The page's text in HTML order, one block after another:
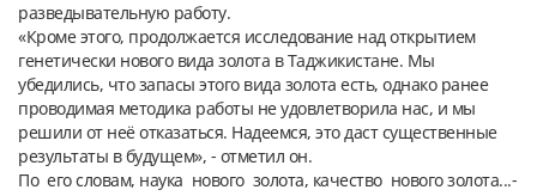
разведывательную работу.
«Кроме этого, продолжается исследование над открытием
генетически нового вида золота в Таджикистане. Мы
убедились, что запасы этого вида золота есть, однако ранее
проводимая методика работы не удовлетворила нас, и мы
решили от неё отказаться. Надеемся, это даст существенные
результаты в будущем», - отметил он.
По  его словам, наука  нового  золота, качество  нового золота...-